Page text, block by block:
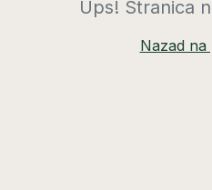
Ups! Stranica
Nazad